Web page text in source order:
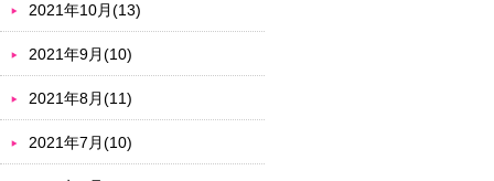
2021年10月(13)
2021年9月(10)
2021年8月(11)
2021年7月(10)